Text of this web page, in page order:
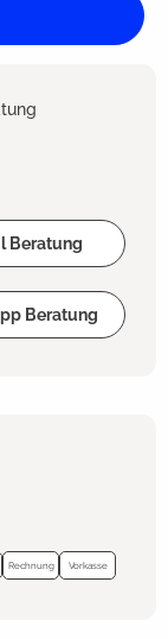
Beratung
Beratung
Rechnung Vorkasse